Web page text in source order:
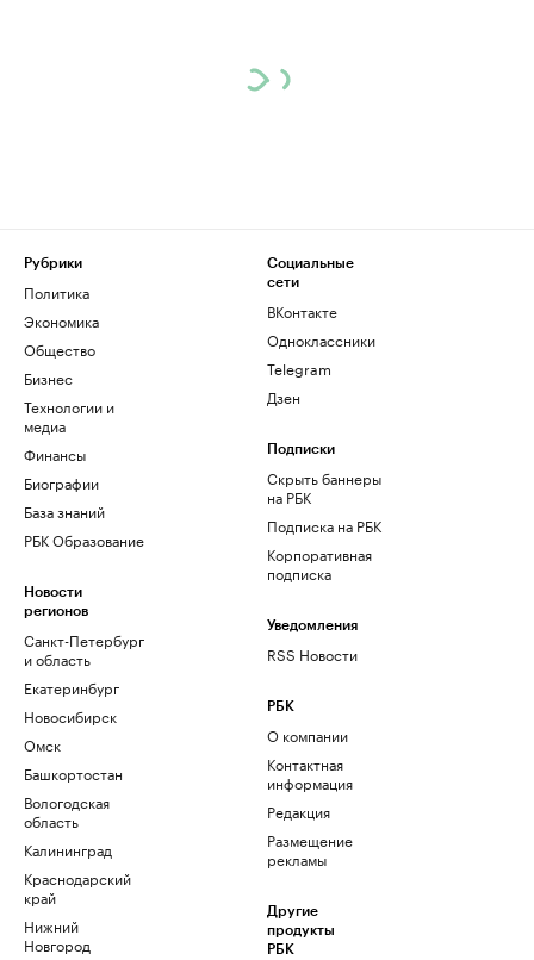
Рубрики
Политика
Экономика
Общество
Бизнес
Технологии и
медиа
Финансы
Биографии
База знаний
РБК Образование
Новости
регионов
Санкт-Петербург
и область
Екатеринбург
Новосибирск
Омск
Башкортостан
Вологодская
область
Калининград
Краснодарский
край
Нижний
Новгород
Социальные
сети
ВКонтакте
Одноклассники
Telegram
Дзен
Подписки
Скрыть баннеры
на РБК
Подписка на РБК
Корпоративная
подписка
Уведомления
RSS Новости
РБК
О компании
Контактная
информация
Редакция
Размещение
рекламы
Другие
продукты
РБК